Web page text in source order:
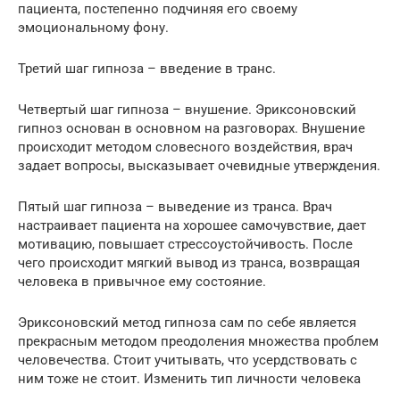
пациента, постепенно подчиняя его своему
эмоциональному фону.
Третий шаг гипноза – введение в транс.
Четвертый шаг гипноза – внушение. Эриксоновский
гипноз основан в основном на разговорах. Внушение
происходит методом словесного воздействия, врач
задает вопросы, высказывает очевидные утверждения.
Пятый шаг гипноза – выведение из транса. Врач
настраивает пациента на хорошее самочувствие, дает
мотивацию, повышает стрессоустойчивость. После
чего происходит мягкий вывод из транса, возвращая
человека в привычное ему состояние.
Эриксоновский метод гипноза сам по себе является
прекрасным методом преодоления множества проблем
человечества. Стоит учитывать, что усердствовать с
ним тоже не стоит. Изменить тип личности человека